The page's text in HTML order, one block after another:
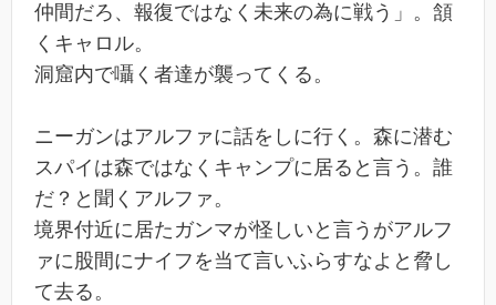
仲間だろ、報復ではなく未来の為に戦う」。頷
くキャロル。
洞窟内で囁く者達が襲ってくる。
ニーガンはアルファに話をしに行く。森に潜む
スパイは森ではなくキャンプに居ると言う。誰
だ？と聞くアルファ。
境界付近に居たガンマが怪しいと言うがアルフ
ァに股間にナイフを当て言いふらすなよと脅し
て去る。